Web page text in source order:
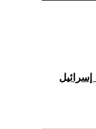
إسرائيل